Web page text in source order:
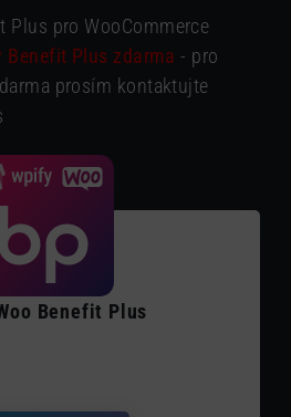
Plus pro WooCommerce
Benefit Plus zdarma - pro
prosím kontaktujte
Benefit Plus